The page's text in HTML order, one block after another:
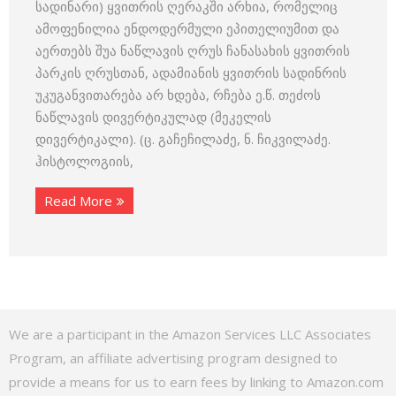
სადინარი) ყვითრის ღერაკში არხია, რომელიც
ამოფენილია ენდოდერმული ეპითელიუმით და
აერთებს შუა ნაწლავის ღრუს ჩანასახის ყვითრის
პარკის ღრუსთან, ადამიანის ყვითრის სადინრის
უკუგანვითარება არ ხდება, რჩება ე.წ. თეძოს
ნაწლავის დივერტიკულად (მეკელის
დივერტიკალი). (ც. გაჩეჩილაძე, ნ. ჩიკვილაძე.
ჰისტოლოგიის,
Read More
We are a participant in the Amazon Services LLC Associates
Program, an affiliate advertising program designed to
provide a means for us to earn fees by linking to Amazon.com